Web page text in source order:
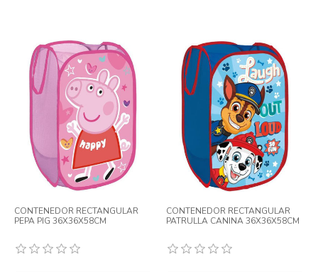
CONTENEDOR RECTANGULAR
PEPA PIG 36X36X58CM
CONTENEDOR RECTANGULAR
PATRULLA CANINA 36X36X58CM